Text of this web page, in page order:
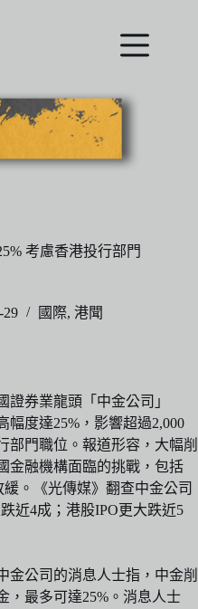
考慮香港投行部門
29 國際, 港聞
證券業龍頭「中金公司」
幅度達25%，影響超過2,000
部門職位。報道形容，大幅削
金融機構面臨的挑戰，包括
。《光傳媒》翻查中金公司
近4成；港股IPO更大跌近5
金公司的消息人士指，中金削
，最多可達25%。消息人士